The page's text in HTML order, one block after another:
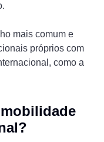
mais comum e
próprios com
como a